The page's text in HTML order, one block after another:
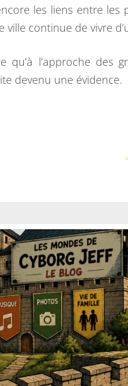
les liens entre les
ville continue de vivre
qu’à l’approche des
devenu une évidence.